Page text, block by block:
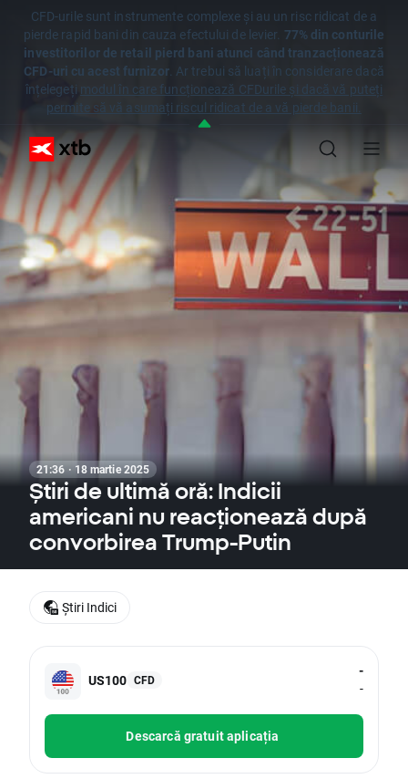
CFD-urile sunt instrumente complexe și au un risc ridicat de a
pierde rapid bani din cauza efectului de levier. 77% din conturile
investitorilor de retail pierd bani atunci când tranzacționează
CFD-uri cu acest furnizor. Ar trebui să luați în considerare dacă
înțelegeți modul în care funcționează CFDurile și dacă vă puteți
permite să vă asumați riscul ridicat de a vă pierde banii.
21:36 · 18 martie 2025
Știri de ultimă oră: Indicii
americani nu reacționează după
convorbirea Trump-Putin
US100 CFD
-
-
Descarcă gratuit aplicația
Știri Indici